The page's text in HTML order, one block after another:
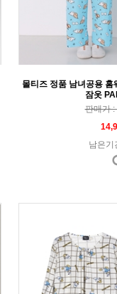
몰티즈 정품 남녀공용
잠옷
판매가
남은기